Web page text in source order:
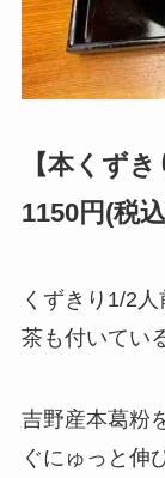
【本くず
1150円(税
くずきり1/2
茶も付いてい
吉野産本葛粉
ぐにゅっと伸